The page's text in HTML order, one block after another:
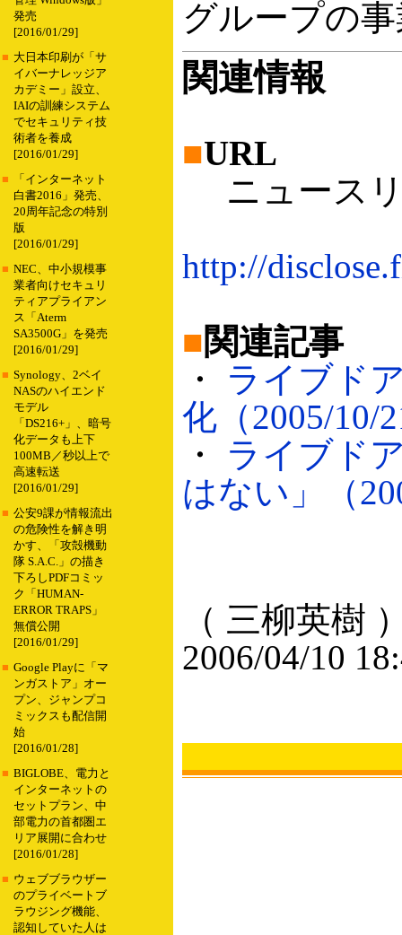
発売
[2016/01/29]
■ 大日本印刷が「サ
イバーナレッジア
カデミー」設立、
IAIの訓練システム
でセキュリティ技
術者を養成
[2016/01/29]
■
「インターネット
白書2016」発売、
20周年記念の特別
版
[2016/01/29]
■ NEC、中小規模事
業者向けセキュリ
ティアプライアン
ス「Aterm
SA3500G」を発売
[2016/01/29]
■ Synology、2ベイ
NASのハイエンド
モデル
「DS216+」、暗号
化データも上下
100MB／秒以上で
高速転送
[2016/01/29]
■ 公安9課が情報流出
の危険性を解き明
かす、「攻殻機動
隊 S.A.C.」の描き
下ろしPDFコミッ
ク「HUMAN-
ERROR TRAPS」
無償公開
[2016/01/29]
■ Google Playに「マ
ンガストア」オー
プン、ジャンプコ
ミックスも配信開
始
[2016/01/28]
■ BIGLOBE、電力と
インターネットの
セットプラン、中
部電力の首都圏エ
リア展開に合わせ
[2016/01/28]
■ ウェブブラウザー
のプライベートブ
ラウジング機能、
認知していた人は
グループの
関連情報
■URL
ニュースリ
http://
■関連記事
・ ライブド
化（2005/10/
・ ライブド
はない」（
（ 三柳英樹
2006/04/10